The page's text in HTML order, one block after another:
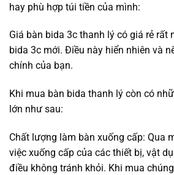
hay phù hợp túi tiền của mình:
Giá bàn bida 3c thanh lý có giá rẻ rất
bida 3c mới. Điều này hiển nhiên và
chính của bạn.
Khi mua bàn bida thanh lý còn có
lớn như sau:
Chất lượng làm bàn xuống cấp: Qua
việc xuống cấp của các thiết bị, vật
điều không tránh khỏi. Khi mua